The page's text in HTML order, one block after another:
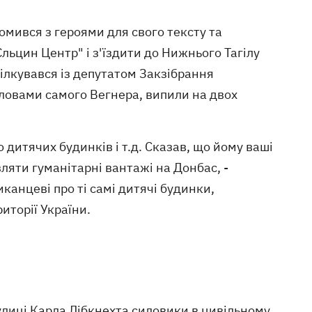
з героями для свого тексту та
Центр" і з'їздити до Нижнього Тагілу
із депутатом Закзібрання
самого Вегнера, випили на двох
будинків і т.д. Сказав, що йому ваші
гуманітарні вантажі на Донбас, -
про ті самі дитячі будинки,
України.